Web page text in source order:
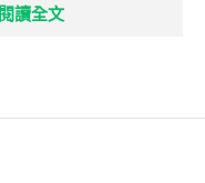
閱讀全文